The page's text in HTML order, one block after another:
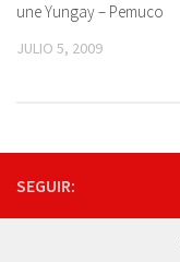
une Yungay – Pemuco
JULIO 5, 2009
SEGUIR: